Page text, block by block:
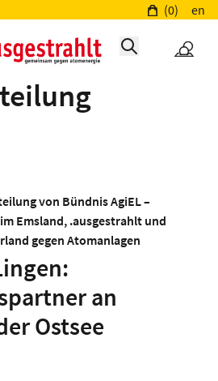
(0) en
von Bündnis AgiEL –
Emsland, .ausgestrahlt und
gegen Atomanlagen
an
Ostsee